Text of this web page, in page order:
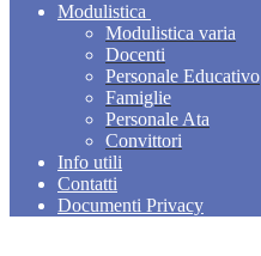
Modulistica
Modulistica varia
Docenti
Personale Educativo
Famiglie
Personale Ata
Convittori
Info utili
Contatti
Documenti Privacy